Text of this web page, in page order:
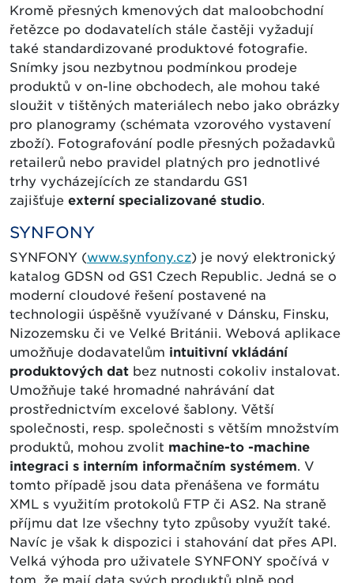
Kromě přesných kmenových dat maloobchodní
řetězce po dodavatelích stále častěji vyžadují
také standardizované produktové fotografie.
Snímky jsou nezbytnou podmínkou prodeje
produktů v on-line obchodech, ale mohou také
sloužit v tištěných materiálech nebo jako obrázky
pro planogramy (schémata vzorového vystavení
zboží). Fotografování podle přesných požadavků
retailerů nebo pravidel platných pro jednotlivé
trhy vycházejících ze standardu GS1
zajišťuje externí specializované studio.
SYNFONY
SYNFONY (www.synfony.cz) je nový elektronický
katalog GDSN od GS1 Czech Republic. Jedná se o
moderní cloudové řešení postavené na
technologii úspěšně využívané v Dánsku, Finsku,
Nizozemsku či ve Velké Británii. Webová aplikace
umožňuje dodavatelům intuitivní vkládání
produktových dat bez nutnosti cokoliv instalovat.
Umožňuje také hromadné nahrávání dat
prostřednictvím excelové šablony. Větší
společnosti, resp. společnosti s větším množstvím
produktů, mohou zvolit machine-to -machine
integraci s interním informačním systémem. V
tomto případě jsou data přenášena ve formátu
XML s využitím protokolů FTP či AS2. Na straně
příjmu dat lze všechny tyto způsoby využít také.
Navíc je však k dispozici i stahování dat přes API.
Velká výhoda pro uživatele SYNFONY spočívá v
tom, že mají data svých produktů plně pod